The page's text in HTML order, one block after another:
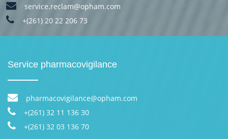
service.reclam@opham.com
+(261) 20 22 206 73
Service pharmacovigilance
pharmacovigilance@opham.com
+(261) 32 11 136 30
+(261) 32 03 136 70